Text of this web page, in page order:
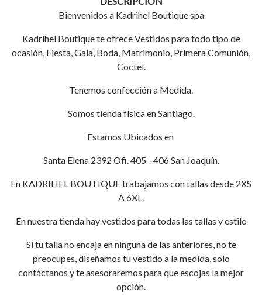
Bienvenidos a Kadrihel Boutique spa
Kadrihel Boutique te ofrece Vestidos para todo tipo de
ocasión, Fiesta, Gala, Boda, Matrimonio, Primera Comunión,
Coctel.
Tenemos confección a Medida.
Somos tienda física en Santiago.
Estamos Ubicados en
Santa Elena 2392 Ofi. 405 - 406 San Joaquín.
En KADRIHEL BOUTIQUE trabajamos con tallas desde 2XS
A 6XL.
En nuestra tienda hay vestidos para todas las tallas y estilo
Si tu talla no encaja en ninguna de las anteriores, no te
preocupes, diseñamos tu vestido a la medida, solo
contáctanos y te asesoraremos para que escojas la mejor
opción.